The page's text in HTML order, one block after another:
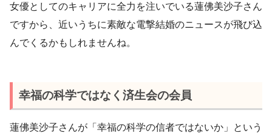
女優としてのキャリアに全力を注いでいる蓮佛美沙子さん
ですから、近いうちに素敵な電撃結婚のニュースが飛び込
んでくるかもしれませんね。
幸福の科学ではなく済生会の会員
蓮佛美沙子さんが「幸福の科学の信者ではないか」という